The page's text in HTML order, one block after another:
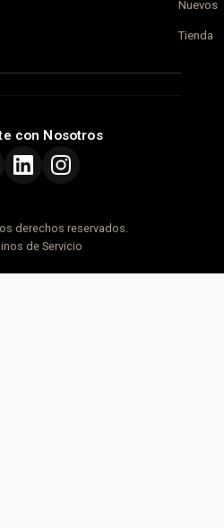
Nuevos
Tienda
con Nosotros
derechos reservados.
de Servicio